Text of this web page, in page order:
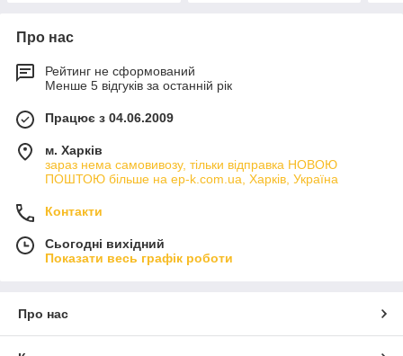
Про нас
Рейтинг не сформований
Менше 5 відгуків за останній рік
Працює з 04.06.2009
м. Харків
зараз нема самовивозу, тільки відправка НОВОЮ
ПОШТОЮ більше на ep-k.com.ua, Харків, Україна
Контакти
Сьогодні вихідний
Показати весь графік роботи
Про нас